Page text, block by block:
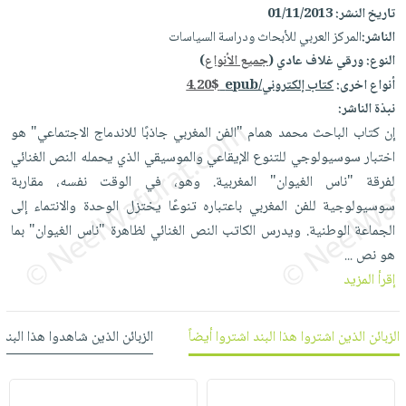
على
Android
تحميل
iKitab
على
Apple
على
Apple
جوائز
العناية
الشخصية
العناية
وتصفيف
الشعر
العناية
بالجسم
العناية
بالأسنان
والتغذية
والسفرة
جديد
الكل
أواني
الطهي
أدوات
الخبز
أدوات
المائدة
الأوعية
والتخزين
أدوات
المطبخ
متجر
الهدايا
أقسام
الأكثر
مبيعاً
للمدارس
كتب
اكسسوارات
منزلية
شحن
مجاني
بنود
مختارة
اشتراكات
كل
الاشتراكات
صندوق
بحث
متقدم
تاريخ النشر:01/11/2013
الناشر:المركز العربي للأبحاث ودراسة السياسات
النوع:ورقي غلاف عادي (جميع الأنواع)
أنواع اخرى:كتاب إلكتروني/epub
4.20$
نبذة الناشر:
إن كتاب الباحث محمد همام "الفن المغربي جاذبًا للاندماج الاجتماعي" هو
اختبار سوسيولوجي للتنوع الإيقاعي والموسيقي الذي يحمله النص الغنائي
لفرقة "ناس الغيوان" المغربية. وهو، في الوقت نفسه، مقاربة
سوسيولوجية للفن المغربي باعتباره تنوعًا يختزل الوحدة والانتماء إلى
الجماعة الوطنية. ويدرس الكاتب النص الغنائي لظاهرة "ناس الغيوان" بما
هو نص...
إقرأ المزيد
الزبائن الذين اشتروا هذا البند اشتروا أيضاً الزبائن الذين شاهدوا هذا